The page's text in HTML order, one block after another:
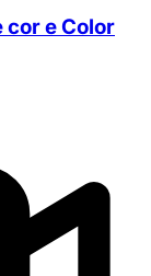
cor e Color